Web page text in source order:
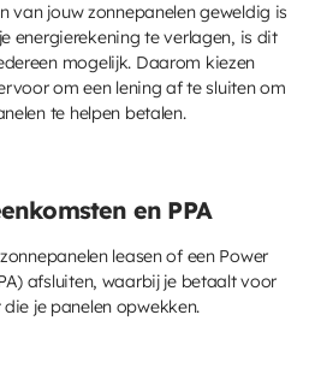
van jouw zonnepanelen geweldig is
energierekening te verlagen, is dit
mogelijk. Daarom kiezen
om een lening af te sluiten om
te helpen betalen.
en PPA
leasen of een Power
afsluiten, waarbij je betaalt voor
je panelen opwekken.